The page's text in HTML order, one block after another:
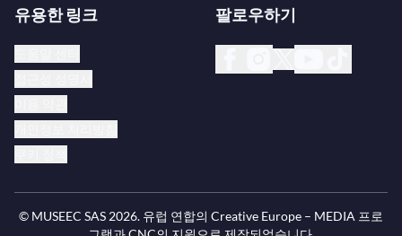
유용한 링크 팔로우하기
© MUSEEC SAS 2026. 유럽 연합의 Creative Europe – MEDIA 프로